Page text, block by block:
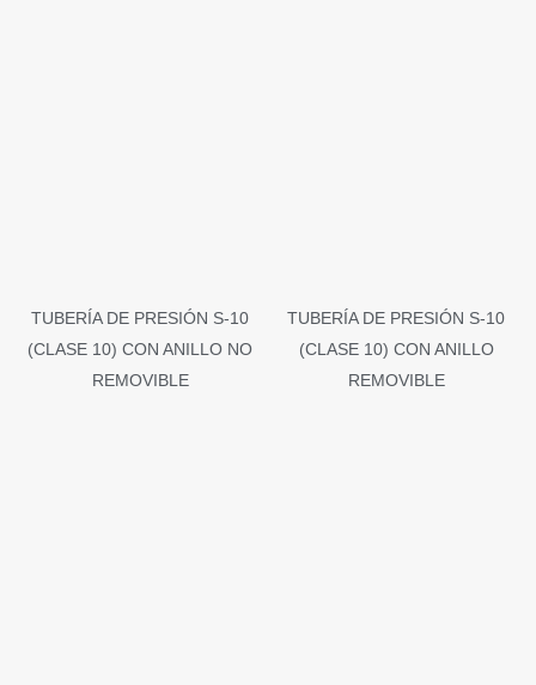
TUBERÍA DE PRESIÓN S-10
(CLASE 10) CON ANILLO NO
REMOVIBLE
TUBERÍA DE PRESIÓN S-10
(CLASE 10) CON ANILLO
REMOVIBLE